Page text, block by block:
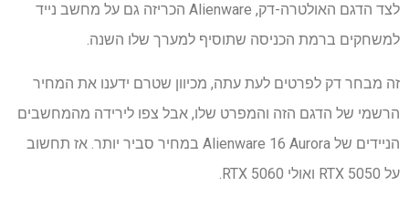
לצד הדגם האולטרה-דק, Alienware הכריזה גם על מחשב נייד
למשחקים ברמת הכניסה שתוסיף למערך שלו השנה.
זה מבחר דק לפרטים לעת עתה, מכיוון שטרם ידענו את המחיר
הרשמי של הדגם הזה והמפרט שלו, אבל צפו לירידה מהמחשבים
הניידים של Alienware 16 Aurora במחיר סביר יותר. אז תחשוב
על RTX 5050 ואולי RTX 5060.